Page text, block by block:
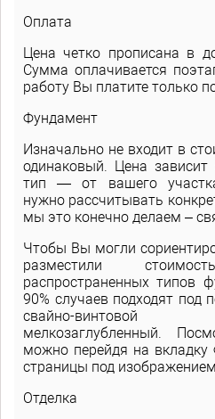
Оплата
Цена четко прописана в
Сумма оплачивается
работу Вы платите только
Фундамент
Изначально не входит в
одинаковый. Цена
тип — от вашего
нужно рассчитывать
мы это конечно делаем –
Чтобы Вы могли
разместили
распространенных типов
90% случаев подходят
свайно-
мелкозаглубленный.
можно перейдя на вкладку
страницы под изображением
Отделка